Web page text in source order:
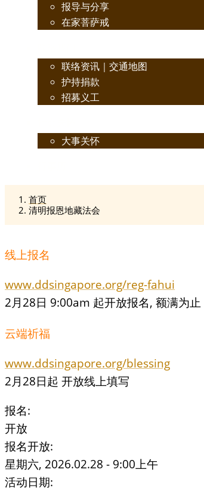
报导与分享
在家菩萨戒
联络资讯｜交通地图
护持捐款
招募义工
大事关怀
首页
清明报恩地藏法会
线上报名
www.ddsingapore.org/reg-fahui
2月28日 9:00am 起开放报名, 额满为止
云端祈福
www.ddsingapore.org/blessing
2月28日起 开放线上填写
报名:
开放
报名开放:
星期六, 2026.02.28 - 9:00上午
活动日期: